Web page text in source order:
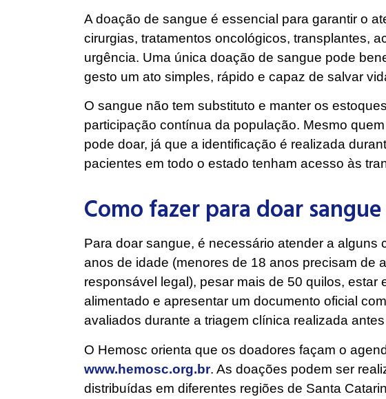
A doação de sangue é essencial para garantir o
cirurgias, tratamentos oncológicos, transplantes,
urgência. Uma única doação de sangue pode
gesto um ato simples, rápido e capaz de salvar
O sangue não tem substituto e manter os
participação contínua da população. Mesmo
pode doar, já que a identificação é realizada
pacientes em todo o estado tenham acesso às
Como fazer para doar sangue
Para doar sangue, é necessário atender a alguns
anos de idade (menores de 18 anos precisam de
responsável legal), pesar mais de 50 quilos,
alimentado e apresentar um documento oficial
avaliados durante a triagem clínica realizada
O Hemosc orienta que os doadores façam o
www.hemosc.org.br. As doações podem ser
distribuídas em diferentes regiões de Santa